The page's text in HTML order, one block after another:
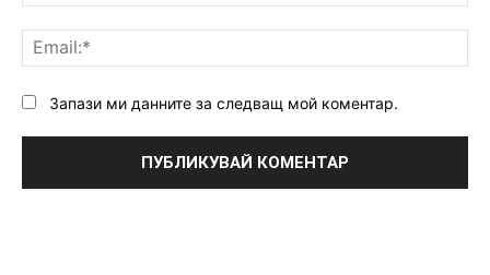
Запази ми данните за следващ мой коментар.